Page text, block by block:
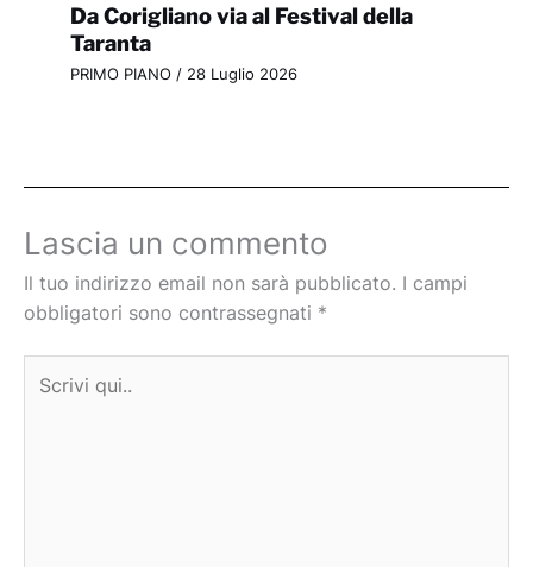
Da Corigliano via al Festival della
Taranta
PRIMO PIANO / 28 Luglio 2026
Lascia un commento
Il tuo indirizzo email non sarà pubblicato. I campi
obbligatori sono contrassegnati *
qui..